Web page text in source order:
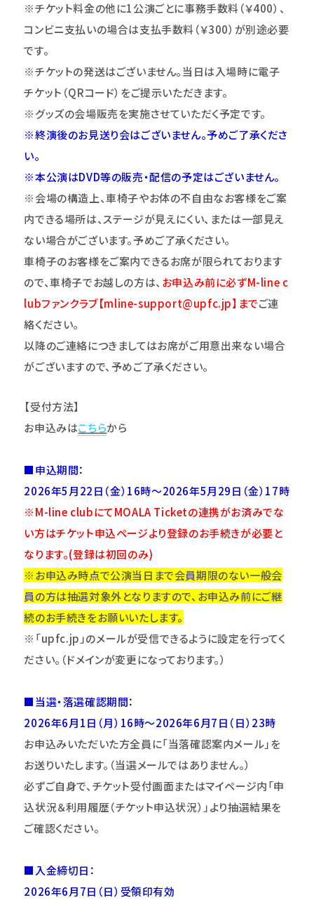
※チケット料金の他に1公演ごとに事務手数料（￥400）、
コンビニ支払いの場合は支払手数料（￥300）が別途必要
です。
※チケットの発送はございません。当日は入場時に電子
チケット（QRコード）をご提示いただきます。
※グッズの会場販売を実施させていただく予定です。
※終演後のお見送り会はございません。予めご了承くださ
い。
※本公演はDVD等の販売・配信の予定はございません。
※会場の構造上、車椅子やお体の不自由なお客様をご案
内できる場所は、ステージが見えにくい、または一部見え
ない場合がございます。予めご了承ください。
車椅子のお客様をご案内できるお席が限られております
ので、車椅子でお越しの方は、 お申込み前に必ずM-line c
lubファンクラブ【mline-support@upfc.jp】までご連
絡ください。
以降のご連絡につきましてはお席がご用意出来ない場合
がございますので、予めご了承ください。
【受付方法】
お申込みはこちらから
■申込期間：
2026年5月22日（金）16時～2026年5月29日（金）17時
※M-line clubにてMOALA Ticketの連携がお済みでな
い方はチケット申込ページより登録のお手続きが必要と
なります。(登録は初回のみ)
※お申込み時点で公演当日まで会員期限のない一般会
員の方は抽選対象外となりますので、お申込み前にご継
続のお手続きをお願いいたします。
※「upfc.jp」のメールが受信できるように設定を行ってく
ださい。（ドメインが変更になっております。）
■当選・落選確認期間：
2026年6月1日（月）16時～2026年6月7日（日）23時
お申込みいただいた方全員に「当落確認案内メール」を
お送りいたします。（当選メールではありません。）
必ずご自身で、チケット受付画面またはマイページ内「申
込状況＆利用履歴（チケット申込状況）」より抽選結果を
ご確認ください。
■入金締切日：
2026年6月7日（日）受領印有効